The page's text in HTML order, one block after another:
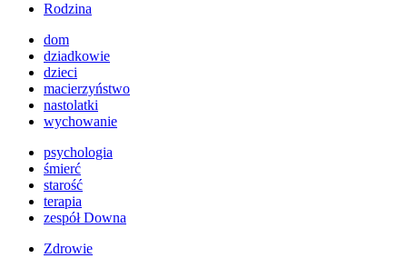
Rodzina
dom
dziadkowie
dzieci
macierzyństwo
nastolatki
wychowanie
psychologia
śmierć
starość
terapia
zespół Downa
Zdrowie